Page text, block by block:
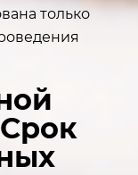
только